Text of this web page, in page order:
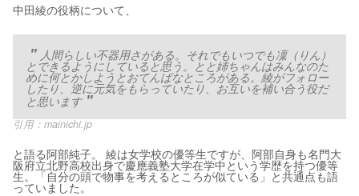
中田綾の役柄について、
人間らしい不器用さがある。それでもいつでも凜（りん）
とできるようにしていると思う。とと姉ちゃんはみんなのた
めに何とかしようとおてんばなところがある。綾がフォロー
したり、逆に元気をもらっていたり、お互いを補い合う役だ
と思います
引用：mainichi.jp
と語る阿部純子。 綾は女学校の優等生ですが、阿部自身も名門大
阪府立北野高校出身で慶應義塾大学在学中という学歴を持つ優等
生。「自分の頭で物事を考えるところが似ている」と共通点も語
っていました。